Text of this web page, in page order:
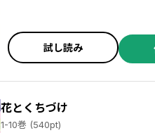
試し読み
花とくちづけ
1-10巻 (540pt)